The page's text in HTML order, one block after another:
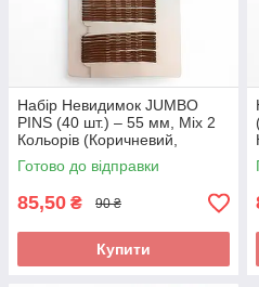
Набір Невидимок JUMBO
PINS (40 шт.) – 55 мм, Mix 2
Кольорів (Коричневий,
Бронзовий), Професійні. Арт
Н55С
Готово до відправки
85,50 ₴ 90 ₴
Купити